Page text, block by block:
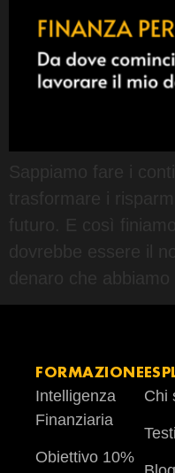
Sappiamo fare i
trasformare i
futuro. E così
dovrebbe essere il
denaro che
FORMAZIONE
Intelligenza
Finanziaria
Obiettivo 10%
Chi